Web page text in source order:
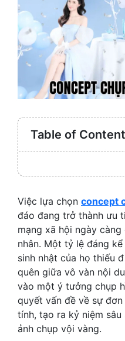
Table of
Việc lựa chọn concept
đáo đang trở thành ưu
mạng xã hội ngày
nhân. Một tỷ lệ đáng
sinh nhật của họ thiếu
quên giữa vô vàn nội
vào một ý tưởng chụp
quyết vấn đề về sự
tính, tạo ra kỷ niệm
ảnh chụp vội vàng.